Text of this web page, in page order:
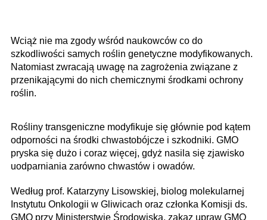
Wciąż nie ma zgody wśród naukowców co do
szkodliwości samych roślin genetyczne modyfikowanych.
Natomiast zwracają uwagę na zagrożenia związane z
przenikającymi do nich chemicznymi środkami ochrony
roślin.
Rośliny transgeniczne modyfikuje się głównie pod kątem
odporności na środki chwastobójcze i szkodniki. GMO
pryska się dużo i coraz więcej, gdyż nasila się zjawisko
uodparniania zarówno chwastów i owadów.
Według prof. Katarzyny Lisowskiej, biolog molekularnej
Instytutu Onkologii w Gliwicach oraz członka Komisji ds.
GMO przy Ministerstwie Środowiska, zakaz upraw GMO